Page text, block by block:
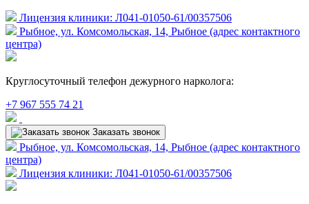
Лицензия клиники: Л041-01050-61/00357506
Рыбное, ул. Комсомольская, 14, Рыбное (адрес контактного
центра)
Круглосуточный телефон дежурного нарколога:
+7 967 555 74 21
Заказать звонок
Рыбное, ул. Комсомольская, 14, Рыбное (адрес контактного
центра)
Лицензия клиники: Л041-01050-61/00357506